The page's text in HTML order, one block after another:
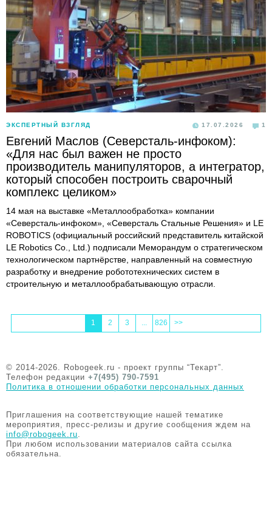
ЭКСПЕРТНЫЙ ВЗГЛЯД 17.07.2026 1
Евгений Маслов (Северсталь-инфоком):
«Для нас был важен не просто
производитель манипуляторов, а интегратор,
который способен построить сварочный
комплекс целиком»
14 мая на выставке «Металлообработка» компании
«Северсталь-инфоком», «Северсталь Стальные Решения» и LE
ROBOTICS (официальный российский представитель китайской
LE Robotics Co., Ltd.) подписали Меморандум о стратегическом
технологическом партнёрстве, направленный на совместную
разработку и внедрение робототехнических систем в
строительную и металлообрабатывающую отрасли.
1 2 3 ... 826 >>
© 2014-2026. Robogeek.ru - проект группы “Текарт”.
Телефон редакции +7(495) 790-7591
Политика в отношении обработки персональных данных
Приглашения на соответствующие нашей тематике
мероприятия, пресс-релизы и другие сообщения ждем на
info@robogeek.ru.
При любом использовании материалов сайта ссылка
обязательна.